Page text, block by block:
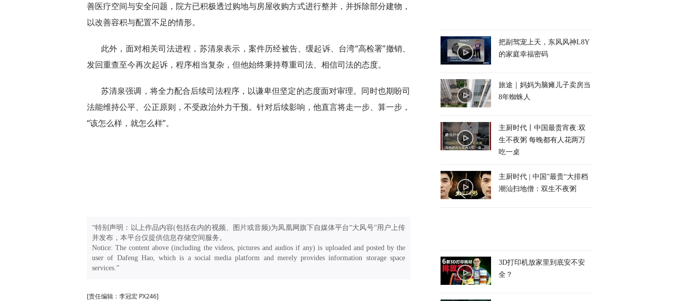
善医疗空间与安全问题，院方已积极透过购地与房屋收购方式进行整并，并拆除部分建物，
以改善容积与配置不足的情形。
此外，面对相关司法进程，苏清泉表示，案件历经被告、缓起诉、台湾“高检署”撤销、
发回重查至今再次起诉，程序相当复杂，但他始终秉持尊重司法、相信司法的态度。
苏清泉强调，将全力配合后续司法程序，以谦卑但坚定的态度面对审理。同时也期盼司
法能维持公平、公正原则，不受政治外力干预。针对后续影响，他直言将走一步、算一步，
“该怎么样，就怎么样”。
“特别声明：以上作品内容(包括在内的视频、图片或音频)为凤凰网旗下自媒体平台“大风号”用户上传
并发布，本平台仅提供信息存储空间服务。
Notice: The content above (including the videos, pictures and audios if any) is uploaded and posted by the
user of Dafeng Hao, which is a social media platform and merely provides information storage space
services.”
[责任编辑：李冠宏 PX246]
把副驾宠上天，东风风神L8Y
的家庭幸福密码
旅途｜妈妈为脑瘫儿子卖房当
8年蜘蛛人
主厨时代丨中国最贵宵夜:双
生不夜粥 每晚都有人花两万
吃一桌
主厨时代 | 中国”最贵“大排档
潮汕扫地僧：双生不夜粥
3D打印机放家里到底安不安
全？